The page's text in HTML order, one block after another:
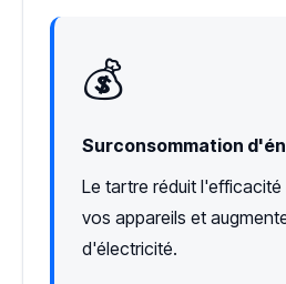
💰
Surconsommation
Le tartre réduit l'efficacité
vos appareils et
d'électricité.